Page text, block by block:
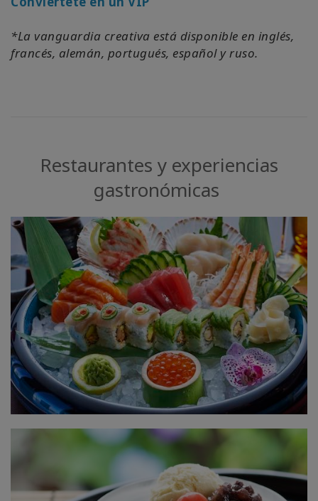
*La vanguardia creativa está disponible en inglés,
francés, alemán, portugués, español y ruso.
Restaurantes y experiencias
gastronómicas